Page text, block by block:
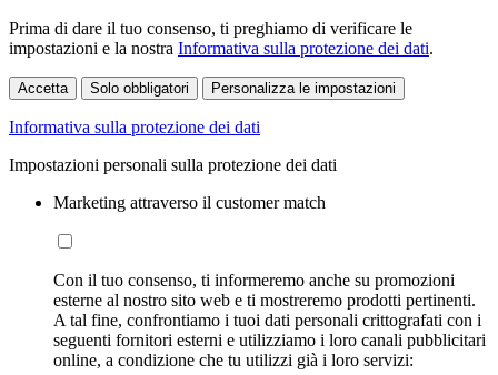
Prima di dare il tuo consenso, ti preghiamo di verificare le
impostazioni e la nostra Informativa sulla protezione dei dati.
Accetta Solo obbligatori Personalizza le impostazioni
Informativa sulla protezione dei dati
Impostazioni personali sulla protezione dei dati
Marketing attraverso il customer match
Con il tuo consenso, ti informeremo anche su promozioni
esterne al nostro sito web e ti mostreremo prodotti pertinenti.
A tal fine, confrontiamo i tuoi dati personali crittografati con i
seguenti fornitori esterni e utilizziamo i loro canali pubblicitari
online, a condizione che tu utilizzi già i loro servizi: